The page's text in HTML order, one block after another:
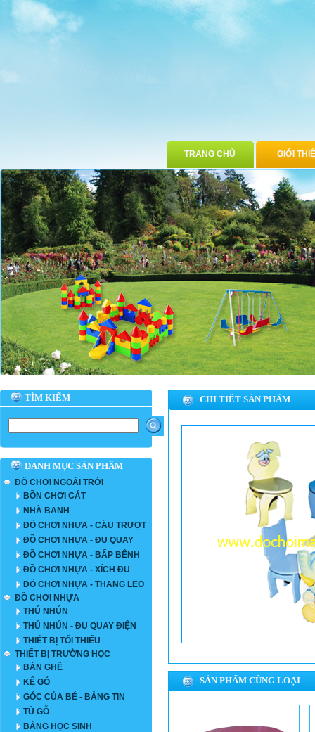
TRANG CHỦ GIỚI
TÌM KIẾM
DANH MỤC SẢN PHẨM
ĐỒ CHƠI NGOÀI TRỜI
BỒN CHƠI CÁT
NHÀ BANH
ĐỒ CHƠI NHỰA - CẦU TRƯỢT
ĐỒ CHƠI NHỰA - ĐU QUAY
ĐỒ CHƠI NHỰA - BẤP BÊNH
ĐỒ CHƠI NHỰA - XÍCH ĐU
ĐỒ CHƠI NHỰA - THANG LEO
ĐỒ CHƠI NHỰA
THÚ NHÚN
THÚ NHÚN - ĐU QUAY ĐIỆN
THIẾT BỊ TỐI THIỂU
THIẾT BỊ TRƯỜNG HỌC
BÀN GHẾ
KỆ GỖ
GÓC CỦA BÉ - BẢNG TIN
TỦ GỖ
BẢNG HỌC SINH
CHI TIẾT SẢN PHẨM
SẢN PHẨM CÙNG LOẠI